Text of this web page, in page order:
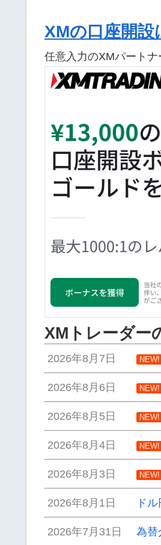
XMの口座開設
任意入力のXMパートナ
XMトレーダ
2026年8月7日 NEW!
2026年8月6日 NEW!
2026年8月5日 NEW!
2026年8月4日 NEW!
2026年8月3日 NEW!
2026年8月1日 ド
2026年7月31日 為替